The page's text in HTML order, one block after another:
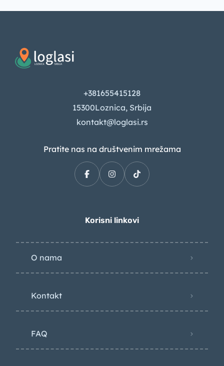
+381655415128
15300Loznica, Srbija
kontakt@loglasi.rs
Pratite nas na društvenim mrežama
Korisni linkovi
O nama
Kontakt
FAQ